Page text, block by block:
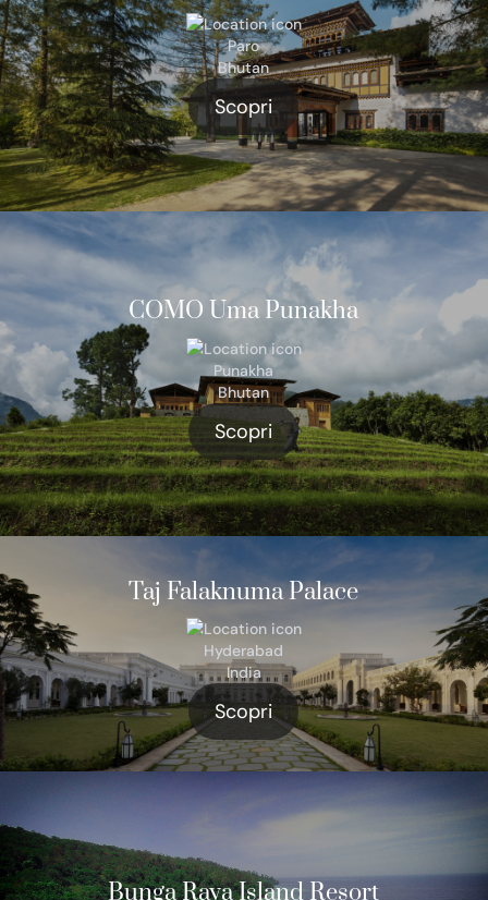
Paro
Bhutan
Scopri
COMO Uma Punakha
Punakha
Bhutan
Scopri
Taj Falaknuma Palace
Hyderabad
India
Scopri
Bunga Raya Island Resort